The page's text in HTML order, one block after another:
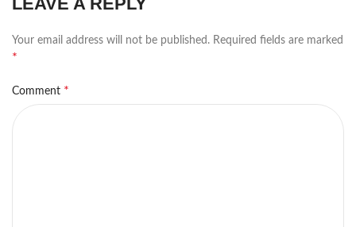
Your email address will not be published. Required fields are marked
*
Comment *